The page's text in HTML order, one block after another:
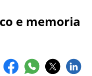
e memoria